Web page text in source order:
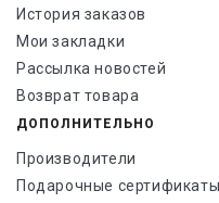
История заказов
Мои закладки
Рассылка новостей
Возврат товара
ДОПОЛНИТЕЛЬНО
Производители
Подарочные сертификаты